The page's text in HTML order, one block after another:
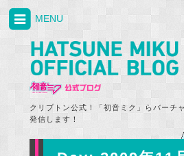
クリプトン公式！「初音ミク」らバーチ
発信します！
MENU